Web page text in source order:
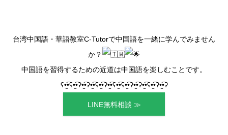
台湾中国語・華語教室C-Tutorで中国語を一緒に学んでみません
か？
中国語を習得するための近道は中国語を楽しむことです。
ʕ•̫͡•ʕ•̫͡•ʔ•̫͡•ʔ•̫͡•ʕ•̫͡•ʔ•̫͡•ʕ•̫͡•ʕ•̫͡•ʔ•̫͡•ʔ•̫͡•ʕ•̫͡•ʔ•̫͡•ʔ
LINE無料相談 ≫